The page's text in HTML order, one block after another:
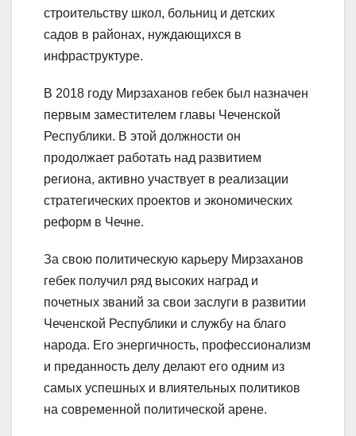
строительству школ, больниц и детских
садов в районах, нуждающихся в
инфраструктуре.
В 2018 году Мирзаханов гебек был назначен
первым заместителем главы Чеченской
Республики. В этой должности он
продолжает работать над развитием
региона, активно участвует в реализации
стратегических проектов и экономических
реформ в Чечне.
За свою политическую карьеру Мирзаханов
гебек получил ряд высоких наград и
почетных званий за свои заслуги в развитии
Чеченской Республики и службу на благо
народа. Его энергичность, профессионализм
и преданность делу делают его одним из
самых успешных и влиятельных политиков
на современной политической арене.